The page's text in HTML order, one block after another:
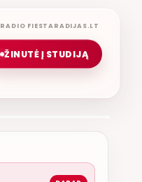
RADIO FIESTARADIJAS.LT
ŽINUTĖ Į STUDIJĄ